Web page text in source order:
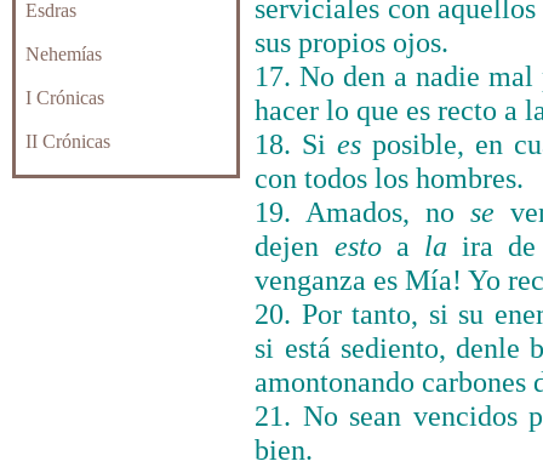
Esdras
Nehemías
I Crónicas
II Crónicas
serviciales con
sus propios ojos.
17. No den a nadie
hacer lo que es recto a
18. Sies posible, en
con todos los hombres.
19. Amados, nose
dejen estoa la ira de
venganza es Mía! Yo
20. Por tanto, si su
si está sediento, denle
amontonando carbones
21. No sean vencidos
bien.